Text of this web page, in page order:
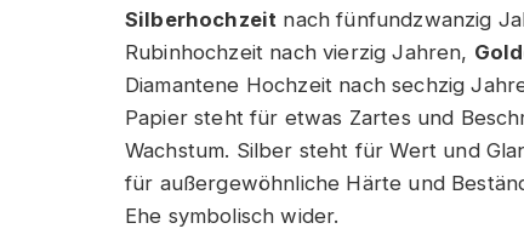
Silberhochzeit nach fünfundzwanzig
Rubinhochzeit nach vierzig Jahren,
Diamantene Hochzeit nach sechzig
Papier steht für etwas Zartes und
Wachstum. Silber steht für Wert und
für außergewöhnliche Härte und
Ehe symbolisch wider.